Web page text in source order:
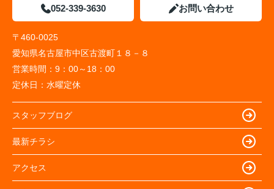
052-339-3630 お問い合わせ
〒460-0025
愛知県名古屋市中区古渡町１８－８
営業時間： 9：00～18：00
定休日： 水曜定休
スタッフブログ
最新チラシ
アクセス